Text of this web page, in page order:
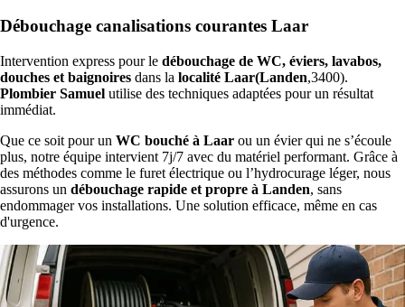
Débouchage canalisations courantes Laar
Intervention express pour le débouchage de WC, éviers, lavabos,
douches et baignoires dans la localité Laar(Landen,3400).
Plombier Samuel utilise des techniques adaptées pour un résultat
immédiat.
Que ce soit pour un WC bouché à Laar ou un évier qui ne s’écoule
plus, notre équipe intervient 7j/7 avec du matériel performant. Grâce à
des méthodes comme le furet électrique ou l’hydrocurage léger, nous
assurons un débouchage rapide et propre à Landen, sans
endommager vos installations. Une solution efficace, même en cas
d'urgence.